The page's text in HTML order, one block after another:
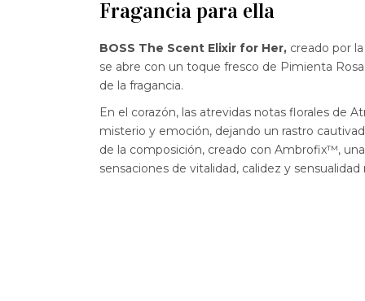
Fragancia para ella
BOSS The Scent Elixir for Her, creado por
se abre con un toque fresco de Pimienta
de la fragancia.
En el corazón, las atrevidas notas florales de
misterio y emoción, dejando un rastro
de la composición, creado con Ambrofix™,
sensaciones de vitalidad, calidez y sensualidad